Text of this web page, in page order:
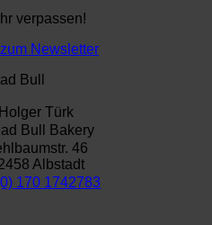
verpassen!
Newsletter
Bull
Holger Türk
Bull Bakery
46
Albstadt
170 1742783